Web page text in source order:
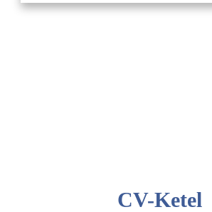
CV-Ketel